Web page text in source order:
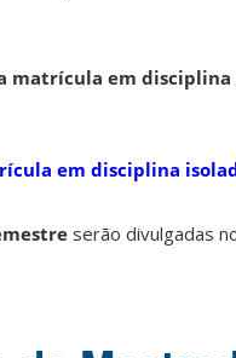
matrícula em
em disciplina
serão divulgadas